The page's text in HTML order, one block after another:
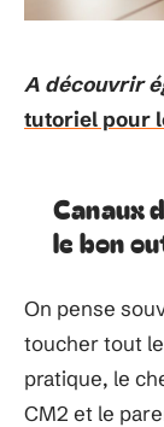
A découvrir
tutoriel pour
Canaux
le bon
On pense
toucher tout
pratique, le
CM2 et le